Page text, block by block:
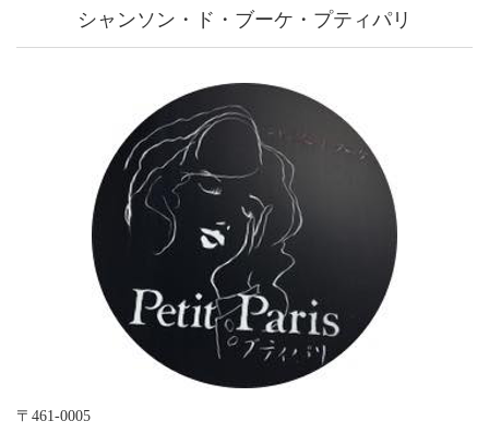
シャンソン・ド・ブーケ・プティパリ
〒461-0005